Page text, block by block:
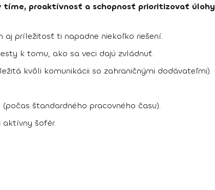
tíme, proaktívnosť a schopnosť prioritizovať úlohy
aj príležitosť ti napadne niekoľko riešení.
k tomu, ako sa veci dajú zvládnuť.
kvôli komunikácii so zahraničnými dodávateľmi).
(počas štandardného pracovného času).
šofér.